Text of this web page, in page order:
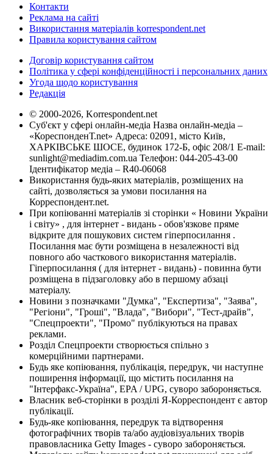
Контакти
Реклама на сайті
Використання матеріалів korrespondent.net
Правила користування сайтом
Договір користування сайтом
Політика у сфері конфіденційності і персональних даних
Угода щодо користування
Редакція
© 2000-2026, Korrespondent.net
Суб'єкт у сфері онлайн-медіа Назва онлайн-медіа –
«КореспонденТ.net» Адреса: 02091, місто Київ,
ХАРКІВСЬКЕ ШОСЕ, будинок 172-Б, офіс 208/1 E-mail:
sunlight@mediadim.com.ua Телефон: 044-205-43-00
Ідентифікатор медіа – R40-06068
Використання будь-яких матеріалів, розміщених на
сайті, дозволяється за умови посилання на
Корреспондент.net.
При копіюванні матеріалів зі сторінки « Новини України
і світу» , для інтернет - видань - обов'язкове пряме
відкрите для пошукових систем гіперпосилання .
Посилання має бути розміщена в незалежності від
повного або часткового використання матеріалів.
Гіперпосилання ( для інтернет - видань) - повинна бути
розміщена в підзаголовку або в першому абзаці
матеріалу.
Новини з позначками "Думка", "Експертиза", "Заява",
"Регіони", "Гроші", "Влада", "Вибори", "Тест-драйв",
"Спецпроекти", "Промо" публікуються на правах
реклами.
Розділ Спецпроекти створюється спільно з
комерційними партнерами.
Будь яке копіювання, публікація, передрук, чи наступне
поширення інформації, що містить посилання на
"Інтерфакс-Україна", EPA / UPG, суворо забороняється.
Власник веб-сторінки в розділі Я-Корреспондент є автор
публікації.
Будь-яке копіювання, передрук та відтворення
фотографічних творів та/або аудіовізуальних творів
правовласника Getty Images - суворо забороняється.